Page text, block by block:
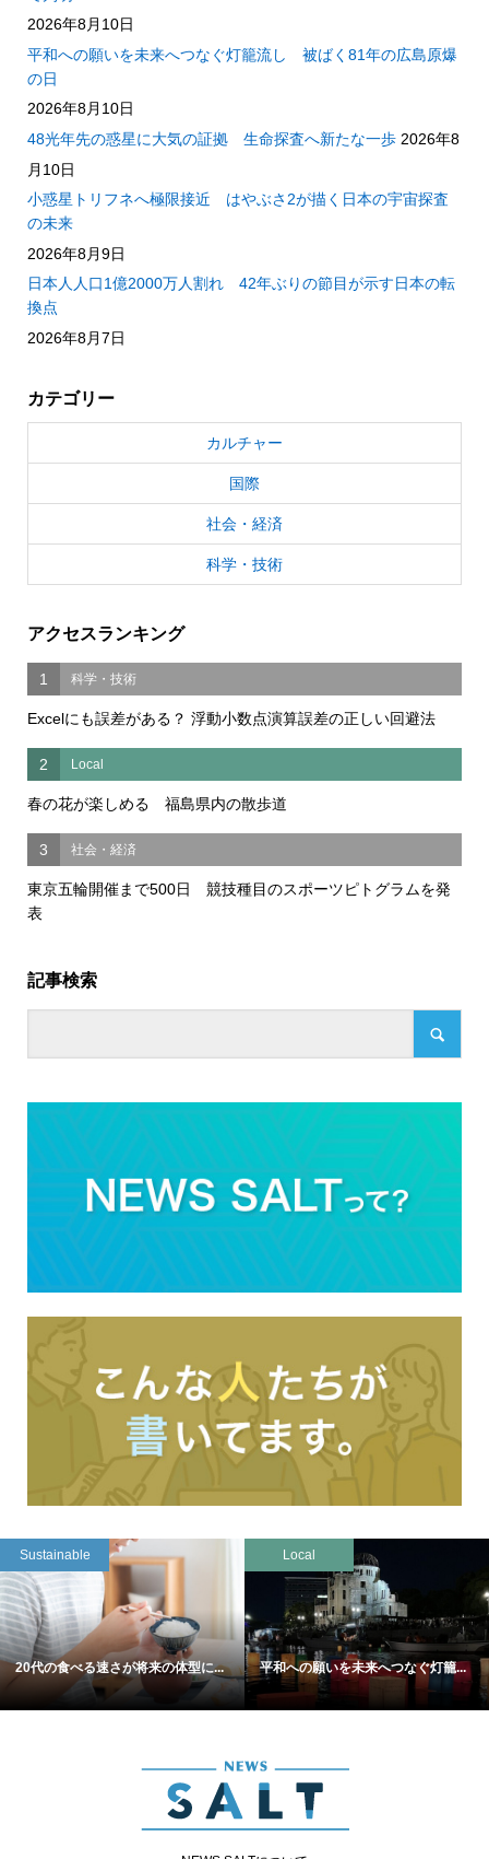
2026年8月10日
平和への願いを未来へつなぐ灯籠流し 被ばく81年の広島原爆
の日
2026年8月10日
48光年先の惑星に大気の証拠 生命探査へ新たな一歩 2026年8
月10日
小惑星トリフネへ極限接近 はやぶさ2が描く日本の宇宙探査
の未来
2026年8月9日
日本人人口1億2000万人割れ 42年ぶりの節目が示す日本の転
換点
2026年8月7日
カテゴリー
カルチャー
国際
社会・経済
科学・技術
アクセスランキング
1 科学・技術
Excelにも誤差がある？ 浮動小数点演算誤差の正しい回避法
2 Local
春の花が楽しめる 福島県内の散歩道
3 社会・経済
東京五輪開催まで500日 競技種目のスポーツピトグラムを発
表
記事検索
Sustainable
20代の食べる速さが将来の体型に...
Local
平和への願いを未来へつなぐ灯籠...